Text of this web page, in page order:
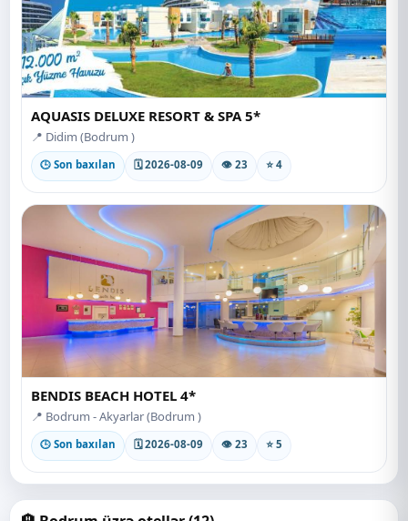
AQUASIS DELUXE RESORT & SPA 5*
📍 Didim (Bodrum )
🕒 Son baxılan 🗓 2026-08-09 👁 23 ⭐ 4
BENDIS BEACH HOTEL 4*
📍 Bodrum - Akyarlar (Bodrum )
🕒 Son baxılan 🗓 2026-08-09 👁 23 ⭐ 5